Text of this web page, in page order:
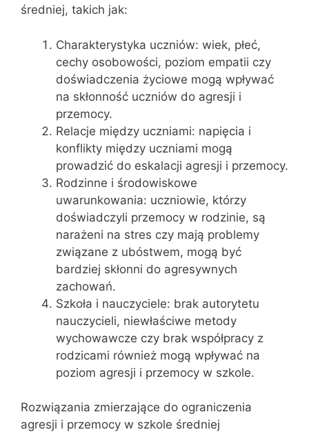
średniej, takich jak:
Charakterystyka uczniów: wiek, płeć,
cechy osobowości, poziom empatii czy
doświadczenia życiowe mogą wpływać
na skłonność uczniów do agresji i
przemocy.
Relacje między uczniami: napięcia i
konflikty między uczniami mogą
prowadzić do eskalacji agresji i przemocy.
Rodzinne i środowiskowe
uwarunkowania: uczniowie, którzy
doświadczyli przemocy w rodzinie, są
narażeni na stres czy mają problemy
związane z ubóstwem, mogą być
bardziej skłonni do agresywnych
zachowań.
Szkoła i nauczyciele: brak autorytetu
nauczycieli, niewłaściwe metody
wychowawcze czy brak współpracy z
rodzicami również mogą wpływać na
poziom agresji i przemocy w szkole.
Rozwiązania zmierzające do ograniczenia
agresji i przemocy w szkole średniej